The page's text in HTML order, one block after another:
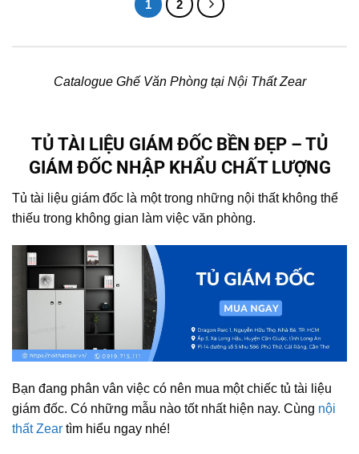
1 2
Catalogue Ghế Văn Phòng tại Nội Thất Zear
TỦ TÀI LIỆU GIÁM ĐỐC BỀN ĐẸP – TỦ
GIÁM ĐỐC NHẬP KHẨU CHẤT LƯỢNG
Tủ tài liệu giám đốc là một trong những nội thất không thể
thiếu trong không gian làm việc văn phòng.
Bạn đang phân vân việc có nên mua một chiếc tủ tài liệu
giám đốc. Có những mẫu nào tốt nhất hiện nay. Cùng nội
thất Zear tìm hiểu ngay nhé!